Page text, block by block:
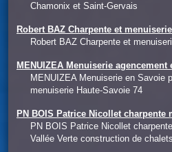
Chamonix et Saint-Gervais
Robert BAZ Charpente et
Robert BAZ Charpente et
MENUIZEA Menuiserie agencement
MENUIZEA Menuiserie en Savoie
menuiserie Haute-Savoie 74
PN BOIS Patrice Nicollet charpente
PN BOIS Patrice Nicollet
Vallée Verte construction de